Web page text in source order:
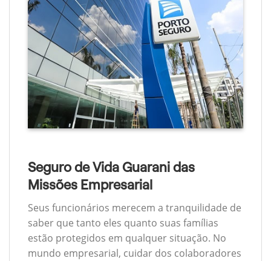
Seguro de Vida Guarani das
Missões Empresarial
Seus funcionários merecem a tranquilidade de
saber que tanto eles quanto suas famílias
estão protegidos em qualquer situação. No
mundo empresarial, cuidar dos colaboradores